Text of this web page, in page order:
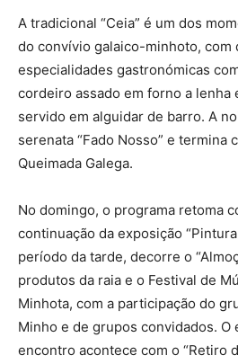
A tradicional “Ceia” é um dos
do convívio galaico-minhoto, com
especialidades gastronómicas
cordeiro assado em forno a lenha
servido em alguidar de barro. A
serenata “Fado Nosso” e termina
Queimada Galega.
No domingo, o programa retoma
continuação da exposição
período da tarde, decorre o
produtos da raia e o Festival de
Minhota, com a participação do
Minho e de grupos convidados. O
encontro acontece com o “Retiro